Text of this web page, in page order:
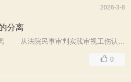
2026-3-8
分离
0